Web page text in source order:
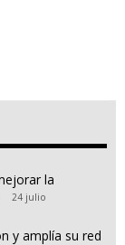
la
24 julio
y amplía su red